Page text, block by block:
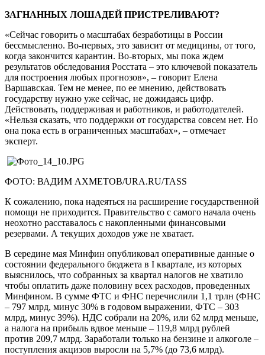
ЗАГНАННЫХ ЛОШАДЕЙ ПРИСТРЕЛИВАЮТ?
«Сейчас говорить о масштабах безработицы в России
бессмысленно. Во-первых, это зависит от медицины, от того,
когда закончится карантин. Во-вторых, мы пока ждем
результатов обследования Росстата – это ключевой показатель
для построения любых прогнозов», – говорит Елена
Варшавская. Тем не менее, по ее мнению, действовать
государству нужно уже сейчас, не дожидаясь цифр.
Действовать, поддерживая и работников, и работодателей.
«Нельзя сказать, что поддержки от государства совсем нет. Но
она пока есть в ограниченных масштабах», – отмечает
эксперт.
ФОТО: ВАДИМ АХМЕТОВ/URA.RU/TASS
К сожалению, пока надеяться на расширение государственной
помощи не приходится. Правительство с самого начала очень
неохотно расставалось с накопленными финансовыми
резервами. А текущих доходов уже не хватает.
В середине мая Минфин опубликовал оперативные данные о
состоянии федерального бюджета в I квартале, из которых
выяснилось, что собранных за квартал налогов не хватило
чтобы оплатить даже половину всех расходов, проведенных
Минфином. В сумме ФТС и ФНС перечислили 1,1 трлн (ФНС
– 797 млрд, минус 30% в годовом выражении, ФТС – 303
млрд, минус 39%). НДС собрали на 20%, или 62 млрд меньше,
а налога на прибыль вдвое меньше – 119,8 млрд рублей
против 209,7 млрд. Заработали только на бензине и алкоголе –
поступления акцизов выросли на 5,7% (до 73,6 млрд).